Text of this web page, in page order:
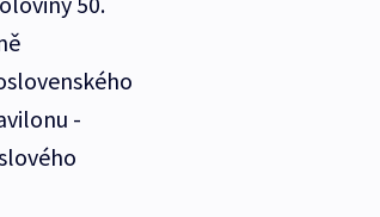
-